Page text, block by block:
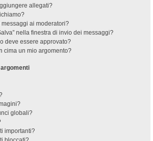
allegati?
ai moderatori?
nella finestra di invio dei messaggi?
deve essere approvato?
cima un mio argomento?
globali?
importanti?